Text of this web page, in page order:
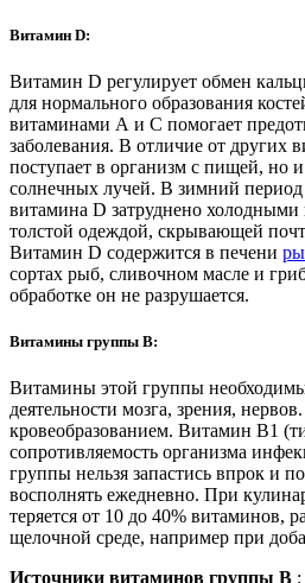
Витамин D:
Витамин D регулирует обмен
для нормального образования
витаминами А и С помогает
заболевания. В отличие от других
поступает в организм с пищей, но
солнечных лучей. В зимний период
витамина D затруднено
толстой одеждой, скрывающей
Витамин D содержится в печени
сортах рыб, сливочном масле и
обработке он не разрушается.
Витамины группы В:
Витамины этой группы
деятельности мозга, зрения,
кровеобразованием. Витамин В1
сопротивляемость организма
группы нельзя запастись впрок и
восполнять ежедневно. При
теряется от 10 до 40% витаминов,
щелочной среде, например при
Источники витаминов группы В